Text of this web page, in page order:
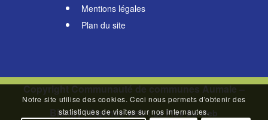
Mentions légales
Plan du site
Copyright Communauté de communes Aumale –
Blangy / Agence web :Le Plus Du Web
Notre site utilise des cookies. Ceci nous permets d'obtenir des
statistiques de visites sur nos internautes.